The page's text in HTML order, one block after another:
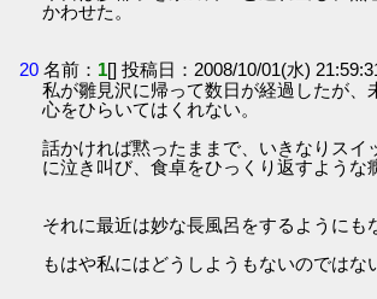
かわせた。
20 名前： 1[] 投稿日：2008/10/01(水)
私が雛見沢に帰って数日が経過したが、
心をひらいてはくれない。
話かければ黙ったままで、いきなりスイ
に泣き叫び、食卓をひっくり返すような
それに最近は妙な長風呂をするようにも
もはや私にはどうしようもないのではな